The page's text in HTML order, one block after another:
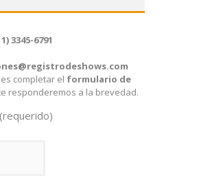
3345-6791
completar el formulario de
responderemos a la brevedad.